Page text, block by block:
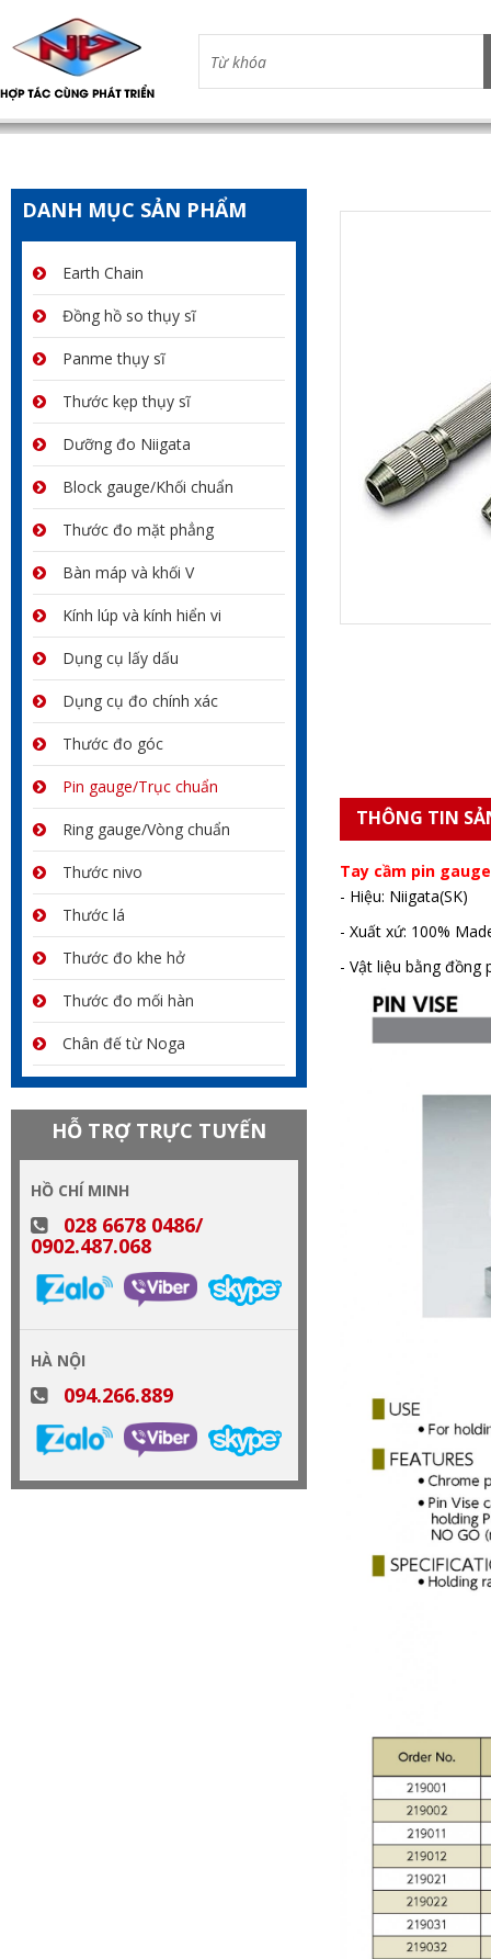
THÔNG TIN
Tay cầm pin
- Hiệu: Niigata(SK)
- Xuất xứ: 100%
- Vật liệu bằng đồng
DANH MỤC SẢN PHẨM
Earth Chain
Đồng hồ so thụy sĩ
Panme thụy sĩ
Thước kẹp thụy sĩ
Dưỡng đo Niigata
Block gauge/Khối chuẩn
Thước đo mặt phẳng
Bàn máp và khối V
Kính lúp và kính hiển vi
Dụng cụ lấy dấu
Dụng cụ đo chính xác
Thước đo góc
Pin gauge/Trục chuẩn
Ring gauge/Vòng chuẩn
Thước nivo
Thước lá
Thước đo khe hở
Thước đo mối hàn
Chân đế từ Noga
HỖ TRỢ TRỰC TUYẾN
HỒ CHÍ MINH
028 6678 0486/
0902.487.068
HÀ NỘI
094.266.889